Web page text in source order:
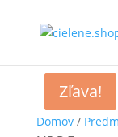
Domov/
Zľava!
Zľava!